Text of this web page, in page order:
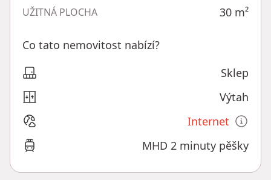
UŽITNÁ PLOCHA 30 m²
Co tato nemovitost nabízí?
Sklep
Výtah
Internet
MHD 2 minuty pěšky